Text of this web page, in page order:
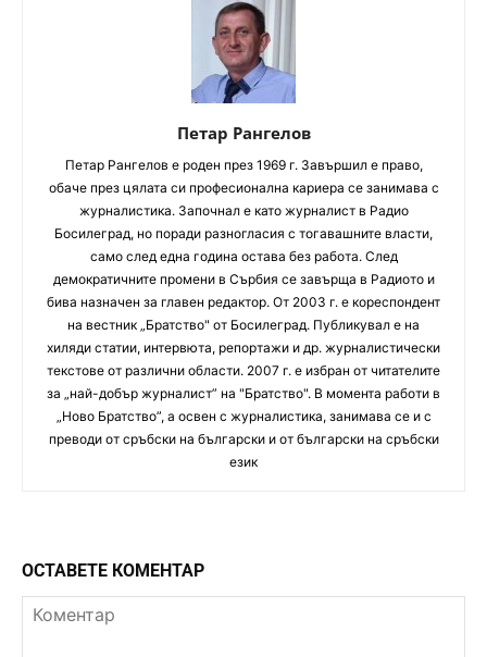
Петар Рангелов
Петaр Рангелов е роден през 1969 г. Завършил е право,
обаче през цялата си професионална кариера се занимава с
журналистика. Започнал е като журналист в Радио
Босилеград, но поради разногласия с тогавашните власти,
само след една година остава без работа. След
демократичните промени в Сърбия се завърща в Радиото и
бива назначен за главен редактор. От 2003 г. е кореспондент
на вестник „Братство" от Босилеград. Публикувал е на
хиляди статии, интервюта, репортажи и др. журналистически
текстове от различни области. 2007 г. е избран от читателите
за „най-добър журналист” на "Братство". В момента работи в
„Ново Братство”, а освен с журналистика, занимава се и с
преводи от сръбски на български и от български на сръбски
език
ОСТАВЕТЕ КОМЕНТАР